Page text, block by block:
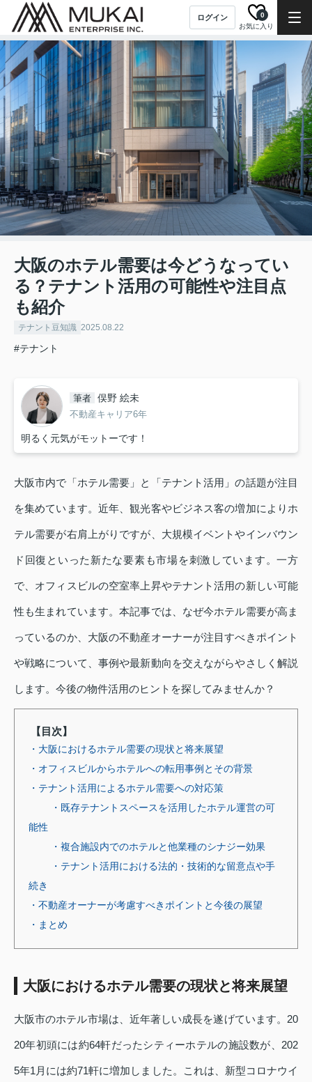
ログイン
お気に入り
0
大阪のホテル需要は今どうなってい
る？テナント活用の可能性や注目点
も紹介
テナント豆知識 2025.08.22
#テナント
筆者 俣野 絵未
不動産キャリア6年
明るく元気がモットーです！
大阪市内で「ホテル需要」と「テナント活用」の話題が注目
を集めています。近年、観光客やビジネス客の増加によりホ
テル需要が右肩上がりですが、大規模イベントやインバウン
ド回復といった新たな要素も市場を刺激しています。一方
で、オフィスビルの空室率上昇やテナント活用の新しい可能
性も生まれています。本記事では、なぜ今ホテル需要が高ま
っているのか、大阪の不動産オーナーが注目すべきポイント
や戦略について、事例や最新動向を交えながらやさしく解説
します。今後の物件活用のヒントを探してみませんか？
【目次】
・大阪におけるホテル需要の現状と将来展望
・オフィスビルからホテルへの転用事例とその背景
・テナント活用によるホテル需要への対応策
・既存テナントスペースを活用したホテル運営の可
能性
・複合施設内でのホテルと他業種のシナジー効果
・テナント活用における法的・技術的な留意点や手
続き
・不動産オーナーが考慮すべきポイントと今後の展望
・まとめ
大阪におけるホテル需要の現状と将来展望
大阪市のホテル市場は、近年著しい成長を遂げています。20
20年初頭には約64軒だったシティーホテルの施設数が、202
5年1月には約71軒に増加しました。これは、新型コロナウイ